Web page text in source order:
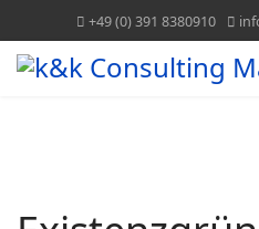
+49 (0) 391 8380910